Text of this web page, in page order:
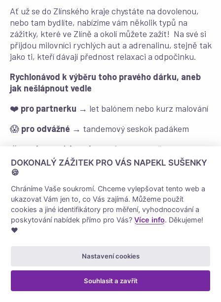
Ať už se do Zlínského kraje chystáte na dovolenou,
nebo tam bydlíte, nabízíme vám několik typů na
zážitky, které ve Zlíně a okolí můžete zažít! Na své si
přijdou milovníci rychlých aut a adrenalinu, stejně tak
jako ti, kteří dávají přednost relaxaci a odpočinku.
Rychlonávod k výběru toho pravého dárku, aneb
jak nešlápnout vedle
❤️ pro partnerku → let balónem nebo kurz malování
😱 pro odvážné → tandemový seskok padákem
🎉
pro kamaráda nebo partnera
→ zážitková jízda v
autě
Jaký zážitek ve Zlíně a okolí pro...
📍Zážitkový dárek pro milovníky rychlých aut
Formuli F4 na letišti Trenčín nebo Žilina. Tohle je
rozhodně zážitek, za kterým se vyplatí cestovat!
Hummer H1 nebo Hummer H2v Ostravě: Jízda
Hummerem H2 nebo Humvee na offroadové trati.
DOKONALÝ ZÁŽITEK PRO VÁS NAPEKL SUŠENKY
🍪
Chráníme Vaše soukromí. Chceme vylepšovat tento web a
ukazovat Vám jen to, co Vás zajímá. Můžeme použít
cookies a jiné identifikátory pro měření, vyhodnocování a
poskytování nabídek přímo pro Vás?Více info. Děkujeme!
❤️
Nastavení cookies
Souhlasit a zavřít